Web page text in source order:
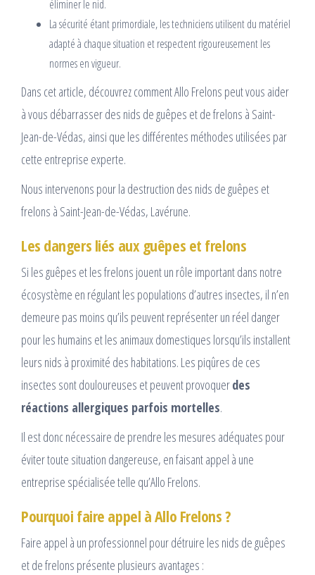
éliminer le nid.
La sécurité étant primordiale, les techniciens utilisent du matériel
adapté à chaque situation et respectent rigoureusement les
normes en vigueur.
Dans cet article, découvrez comment Allo Frelons peut vous aider
à vous débarrasser des nids de guêpes et de frelons à Saint-
Jean-de-Védas, ainsi que les différentes méthodes utilisées par
cette entreprise experte.
Nous intervenons pour la destruction des nids de guêpes et
frelons à Saint-Jean-de-Védas, Lavérune.
Les dangers liés aux guêpes et frelons
Si les guêpes et les frelons jouent un rôle important dans notre
écosystème en régulant les populations d’autres insectes, il n’en
demeure pas moins qu’ils peuvent représenter un réel danger
pour les humains et les animaux domestiques lorsqu’ils installent
leurs nids à proximité des habitations. Les piqûres de ces
insectes sont douloureuses et peuvent provoquerdes
réactions allergiques parfois mortelles.
Il est donc nécessaire de prendre les mesures adéquates pour
éviter toute situation dangereuse, en faisant appel à une
entreprise spécialisée telle qu’Allo Frelons.
Pourquoi faire appel à Allo Frelons ?
Faire appel à un professionnel pour détruire les nids de guêpes
et de frelons présente plusieurs avantages :